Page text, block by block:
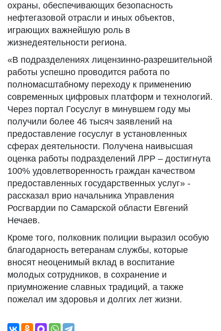
охраны, обеспечивающих безопасность
нефтегазовой отрасли и иных объектов,
играющих важнейшую роль в
жизнедеятельности региона.
«В подразделениях лицензинно-разрешительной
работы успешно проводится работа по
полномасштабному переходу к применению
современных цифровых платформ и технологий.
Через портал Госуслуг в минувшем году мы
получили более 46 тысяч заявлений на
предоставление госуслуг в установленных
сферах деятельности. Получена наивысшая
оценка работы подразделений ЛРР – достигнута
100% удовлетворенность граждан качеством
предоставленных государственных услуг» -
рассказал врио начальника Управления
Росгвардии по Самарской области Евгений
Нечаев.
Кроме того, полковник полиции выразил особую
благодарность ветеранам службы, которые
вносят неоценимый вклад в воспитание
молодых сотрудников, в сохранение и
приумножение славных традиций, а также
пожелал им здоровья и долгих лет жизни.